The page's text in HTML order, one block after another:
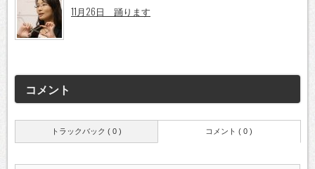
11月26日 踊ります
コメント
トラックバック ( 0 ) コメント ( 0 )